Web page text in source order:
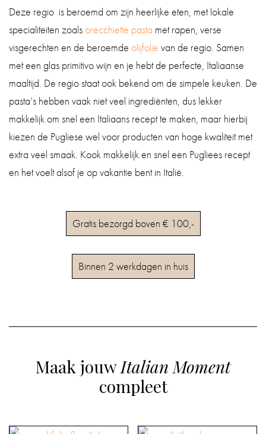
Deze regio is beroemd om zijn heerlijke eten, met lokale
specialiteiten zoals orecchiette pasta met rapen, verse
visgerechten en de beroemde olijfolie van de regio. Samen
met een glas primitivo wijn en je hebt de perfecte, Italiaanse
maaltijd. De regio staat ook bekend om de simpele keuken. De
pasta’s hebben vaak niet veel ingrediënten, dus lekker
makkelijk om snel een Italiaans recept te maken, maar hierbij
kiezen de Pugliese wel voor producten van hoge kwaliteit met
extra veel smaak. Kook makkelijk en snel een Pugliees recept
en het voelt alsof je op vakantie bent in Italië.
Gratis bezorgd boven € 100,-
Binnen 2 werkdagen in huis
Maak jouwItalian Moment
compleet